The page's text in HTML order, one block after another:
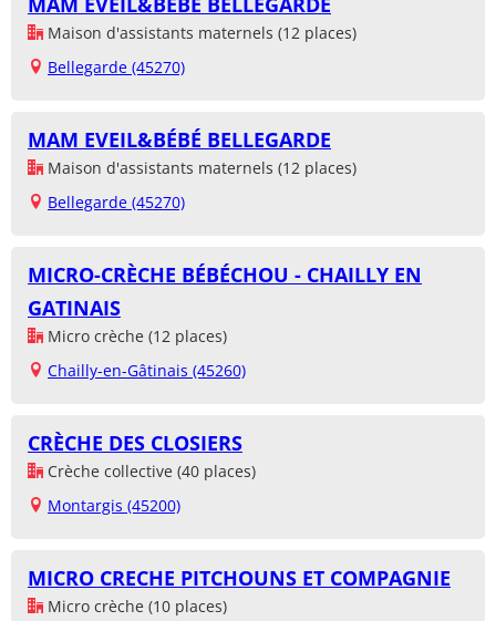
Maison d'assistants maternels (12 places)
Bellegarde (45270)
MAM EVEIL&BÉBÉ BELLEGARDE
Maison d'assistants maternels (12 places)
Bellegarde (45270)
MICRO-CRÈCHE BÉBÉCHOU - CHAILLY EN
GATINAIS
Micro crèche (12 places)
Chailly-en-Gâtinais (45260)
CRÈCHE DES CLOSIERS
Crèche collective (40 places)
Montargis (45200)
MICRO CRECHE PITCHOUNS ET COMPAGNIE
Micro crèche (10 places)